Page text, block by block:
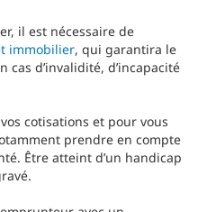
il est nécessaire de
immobilier, qui garantira le
d’invalidité, d’incapacité
cotisations et pour vous
prendre en compte
Être atteint d’un handicap